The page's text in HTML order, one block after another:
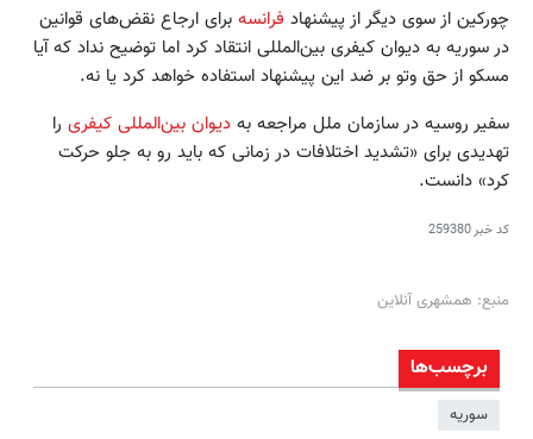
چورکین از سوی دیگر از پیشنهاد فرانسه برای ارجاع نقض‌های قوانین
در سوریه به دیوان کیفری بین‌المللی انتقاد کرد اما توضیح نداد که آیا
مسکو از حق وتو بر ضد این پیشنهاد استفاده خواهد کرد یا نه.
سفیر روسیه در سازمان ملل مراجعه به دیوان بین‌المللی کیفری را
تهدیدی برای «تشدید اختلافات در زمانی که باید رو به جلو حرکت
کرد» دانست.
کد خبر259380
منبع: همشهری آنلاین
برچسب‌ها
سوریه